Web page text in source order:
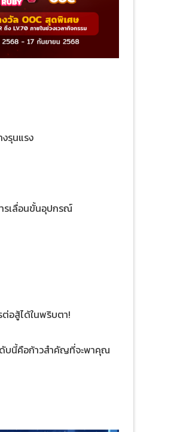
รุนแรง
รเลื่อนขั้นอุปกรณ์
อสู้ได้ในพริบตา!
ดับนี้คือก้าวสำคัญที่จะพาคุณ